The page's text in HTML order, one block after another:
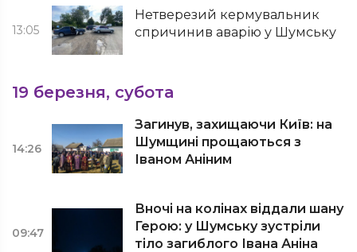
13:05
Нетверезий кермувальник
спричинив аварію у Шумську
19 березня, субота
14:26
Загинув, захищаючи Київ: на
Шумщині прощаються з
Іваном Аніним
09:47
Вночі на колінах віддали шану
Герою: у Шумську зустріли
тіло загиблого Івана Аніна